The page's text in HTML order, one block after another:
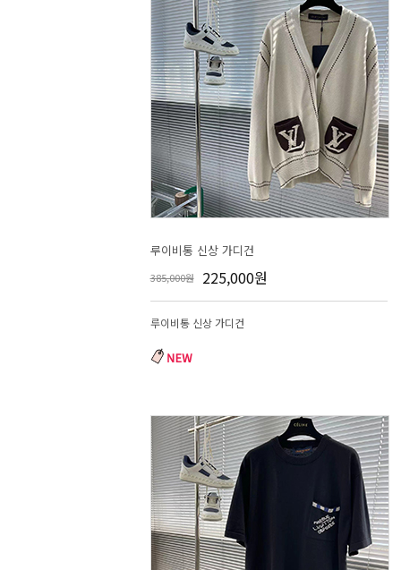
루이비통 신상 가디건
385,000원 225,000원
루이비통 신상 가디건